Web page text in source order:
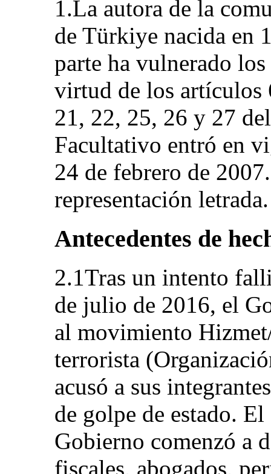
1.La autora de la
de Türkiye nacida en
parte ha vulnerado
virtud de los artículos
21, 22, 25, 26 y 27
Facultativo entró en
24 de febrero de
representación letrada.
Antecedentes de
2.1Tras un intento
de julio de 2016, el
al movimiento
terrorista
acusó a sus
de golpe de estado.
Gobierno comenzó a
fiscales, abogados,